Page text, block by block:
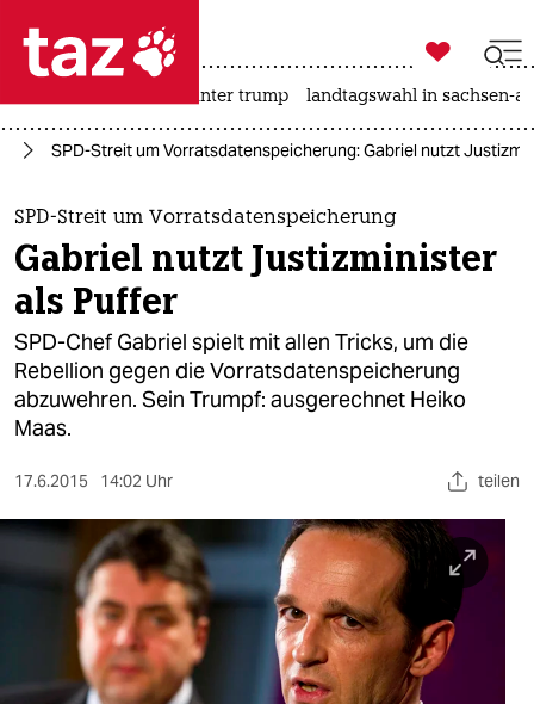
 taz zahl ich
taz zahl ich
themen
politik
öko
gesellschaft
kultur
sport
berlin
wahrheit
verlag

taz zahl ich
usa unter trump landtagswahl in sachsen-
SPD-Streit um Vorratsdatenspeicherung: Gabriel nutzt
SPD-Streit um Vorratsdatenspeicherung
Gabriel nutzt Justizminister
als Puffer
SPD-Chef Gabriel spielt mit allen Tricks, um die
Rebellion gegen die Vorratsdatenspeicherung
abzuwehren. Sein Trumpf: ausgerechnet Heiko
Maas.
17.6.2015 14:02 Uhr teilen